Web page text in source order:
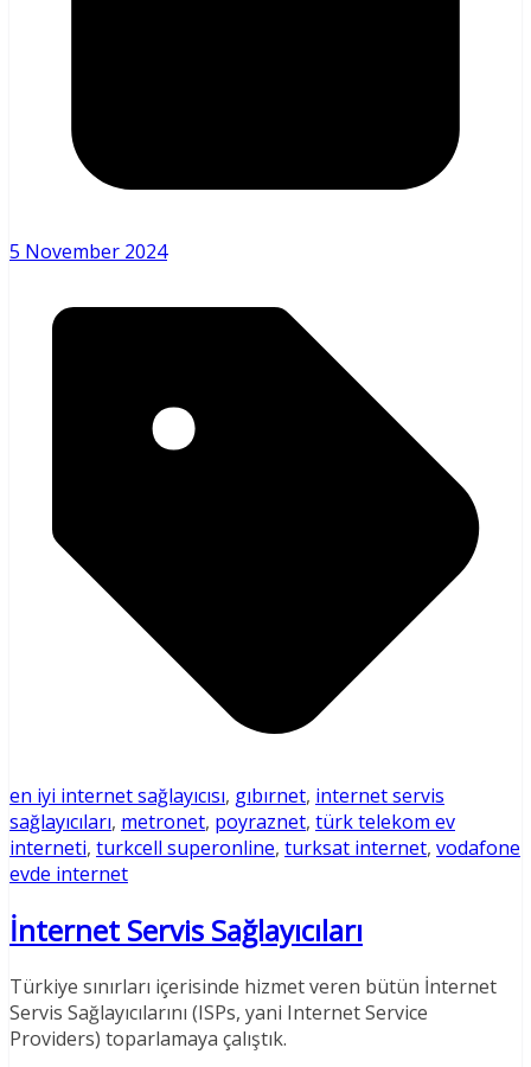
5 November 2024
en iyi internet sağlayıcısı, gıbırnet, internet servis
sağlayıcıları, metronet, poyraznet, türk telekom ev
interneti, turkcell superonline, turksat internet, vodafone
evde internet
İnternet Servis Sağlayıcıları
Türkiye sınırları içerisinde hizmet veren bütün İnternet
Servis Sağlayıcılarını (ISPs, yani Internet Service
Providers) toparlamaya çalıştık.